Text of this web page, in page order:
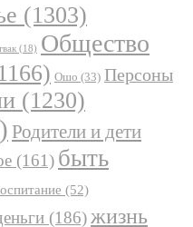
(1303)
(18) Общество
Ошо (33) Персоны
(1230)
Родители и дети
(161) быть
(52)
(186)жизнь